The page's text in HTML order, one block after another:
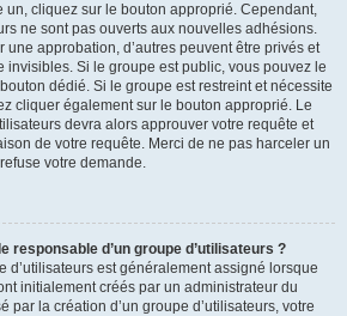
un, cliquez sur le bouton approprié. Cependant,
ne sont pas ouverts aux nouvelles adhésions.
approbation, d’autres peuvent être privés et
invisibles. Si le groupe est public, vous pouvez le
dédié. Si le groupe est restreint et nécessite
cliquer également sur le bouton approprié. Le
devra alors approuver votre requête et
de votre requête. Merci de ne pas harceler un
votre demande.
responsable d’un groupe d’utilisateurs ?
d’utilisateurs est généralement assigné lorsque
initialement créés par un administrateur du
par la création d’un groupe d’utilisateurs, votre